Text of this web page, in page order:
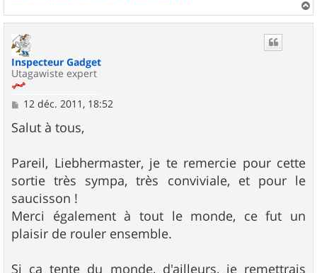
a
Inspecteur Gadget
Utagawiste expert
M
s
s
g
e
12 déc. 2011, 18:52
Salut à tous,
Pareil, Liebhermaster, je te remercie pour cette
sortie très sympa, très conviviale, et pour le
saucisson !
Merci également à tout le monde, ce fut un
plaisir de rouler ensemble.
Si ça tente du monde, d'ailleurs, je remettrais